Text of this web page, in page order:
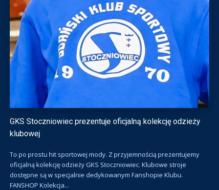
GKS Stoczniowiec prezentuje oficjalną kolekcję odzieży
klubowej
To po prostu hit sportowej mody. Z przyjemnością prezentujemy
oficjalną kolekcję odzieży GKS Stoczniowiec. Klubowe stroje
dostępne są w specjalnie dedykowanym Fanshopie Klubu.
FANSHOP Kolekcja...